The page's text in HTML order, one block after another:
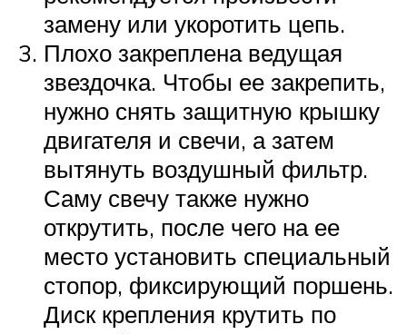
замену или укоротить цепь.
Плохо закреплена ведущая
звездочка. Чтобы ее закрепить,
нужно снять защитную крышку
двигателя и свечи, а затем
вытянуть воздушный фильтр.
Саму свечу также нужно
открутить, после чего на ее
место установить специальный
стопор, фиксирующий поршень.
Диск крепления крутить по